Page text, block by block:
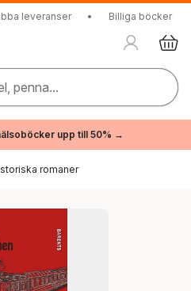
leveranser • Billiga böcker
penna...
upp till 50% →
romaner